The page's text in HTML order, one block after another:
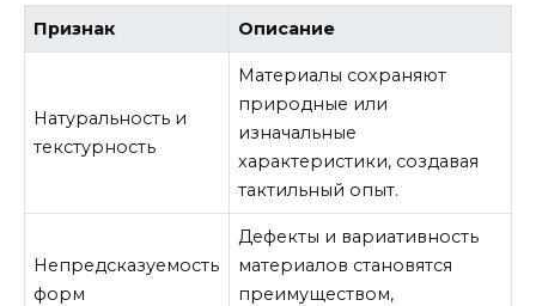
Признак Описание
Натуральность и
текстурность
Материалы сохраняют
природные или
изначальные
характеристики, создавая
тактильный опыт.
Непредсказуемость
форм
Дефекты и вариативность
материалов становятся
преимуществом,